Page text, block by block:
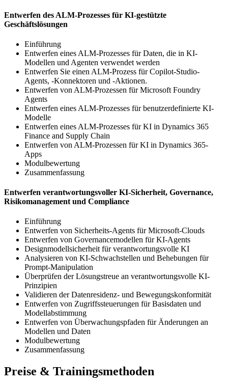
Entwerfen des ALM-Prozesses für KI-gestützte
Geschäftslösungen
Einführung
Entwerfen eines ALM-Prozesses für Daten, die in KI-
Modellen und Agenten verwendet werden
Entwerfen Sie einen ALM-Prozess für Copilot-Studio-
Agents, -Konnektoren und -Aktionen.
Entwerfen von ALM-Prozessen für Microsoft Foundry
Agents
Entwerfen eines ALM-Prozesses für benutzerdefinierte KI-
Modelle
Entwerfen eines ALM-Prozesses für KI in Dynamics 365
Finance and Supply Chain
Entwerfen von ALM-Prozessen für KI in Dynamics 365-
Apps
Modulbewertung
Zusammenfassung
Entwerfen verantwortungsvoller KI-Sicherheit, Governance,
Risikomanagement und Compliance
Einführung
Entwerfen von Sicherheits-Agents für Microsoft-Clouds
Entwerfen von Governancemodellen für KI-Agents
Designmodellsicherheit für verantwortungsvolle KI
Analysieren von KI-Schwachstellen und Behebungen für
Prompt-Manipulation
Überprüfen der Lösungstreue an verantwortungsvolle KI-
Prinzipien
Validieren der Datenresidenz- und Bewegungskonformität
Entwerfen von Zugriffssteuerungen für Basisdaten und
Modellabstimmung
Entwerfen von Überwachungspfaden für Änderungen an
Modellen und Daten
Modulbewertung
Zusammenfassung
Preise & Trainingsmethoden